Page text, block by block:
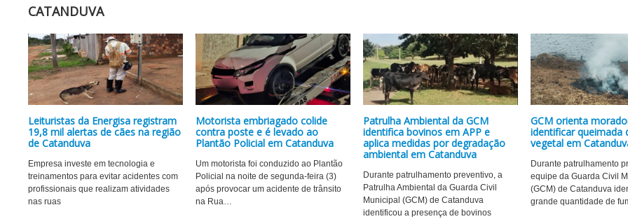
CATANDUVA
Leituristas da Energisa registram
19,8 mil alertas de cães na região
de Catanduva
Empresa investe em tecnologia e
treinamentos para evitar acidentes com
profissionais que realizam atividades
nas ruas
Motorista embriagado colide
contra poste e é levado ao
Plantão Policial em Catanduva
Um motorista foi conduzido ao Plantão
Policial na noite de segunda-feira (3)
após provocar um acidente de trânsito
na Rua…
Patrulha Ambiental da GCM
identifica bovinos em APP e
aplica medidas por degradação
ambiental em Catanduva
Durante patrulhamento preventivo, a
Patrulha Ambiental da Guarda Civil
Municipal (GCM) de Catanduva
identificou a presença de bovinos
GCM orienta
identificar queimada
vegetal em
Durante patrulhamento
equipe da Guarda Civil
(GCM) de Catanduva
grande quantidade de